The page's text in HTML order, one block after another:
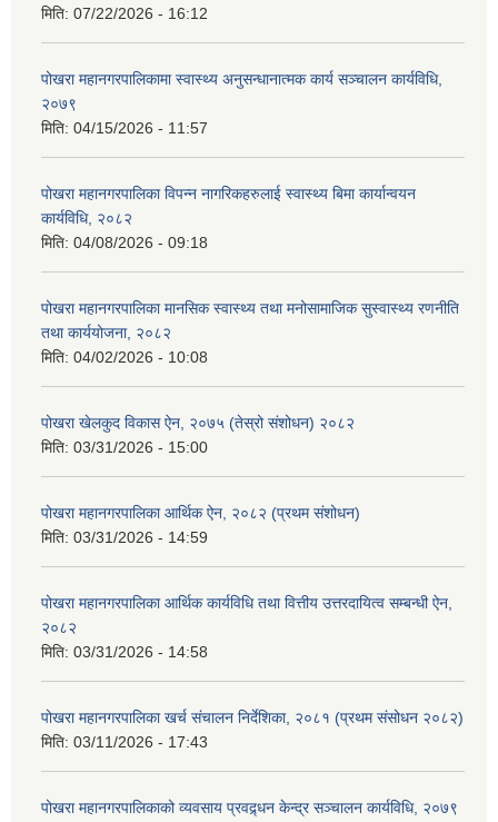
मिति: 07/22/2026 - 16:12
पोखरा महानगरपालिकामा स्वास्थ्य अनुसन्धानात्मक कार्य सञ्चालन कार्यविधि,
२०७९
मिति: 04/15/2026 - 11:57
पोखरा महानगरपालिका विपन्न नागरिकहरुलाई स्वास्थ्य बिमा कार्यान्वयन
कार्यविधि, २०८२
मिति: 04/08/2026 - 09:18
पोखरा महानगरपालिका मानसिक स्वास्थ्य तथा मनोसामाजिक सुस्वास्थ्य रणनीति
तथा कार्ययोजना, २०८२
मिति: 04/02/2026 - 10:08
पोखरा खेलकुद विकास ऐन, २०७५ (तेस्रो संशोधन) २०८२
मिति: 03/31/2026 - 15:00
पोखरा महानगरपालिका आर्थिक ऐन, २०८२ (प्रथम संशोधन)
मिति: 03/31/2026 - 14:59
पोखरा महानगरपालिका आर्थिक कार्यविधि तथा वित्तीय उत्तरदायित्व सम्बन्धी ऐन,
२०८२
मिति: 03/31/2026 - 14:58
पोखरा महानगरपालिका खर्च संचालन निर्देशिका, २०८१ (प्रथम संसोधन २०८२)
मिति: 03/11/2026 - 17:43
पोखरा महानगरपालिकाको व्यवसाय प्रवद्र्धन केन्द्र सञ्चालन कार्यविधि, २०७९